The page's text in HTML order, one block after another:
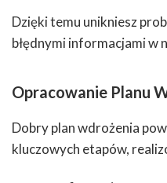
Dzięki temu unikniesz
błędnymi informacjami w
Opracowanie Planu
Dobry plan wdrożenia
kluczowych etapów,